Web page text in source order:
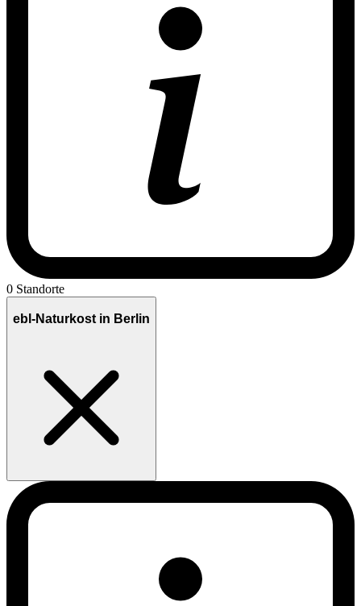
0 Standorte
ebl-Naturkost in Berlin